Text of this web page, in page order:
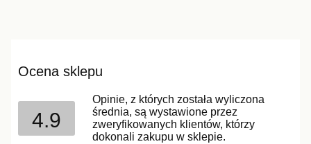
Ocena sklepu
4.9
Opinie, z których została wyliczona
średnia, są wystawione przez
zweryfikowanych klientów, którzy
dokonali zakupu w sklepie.